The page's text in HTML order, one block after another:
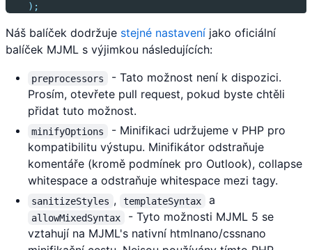
);
Náš balíček dodržuje stejné nastavení jako oficiální
balíček MJML s výjimkou následujících:
preprocessors
- Tato možnost není k dispozici.
Prosím, otevřete pull request, pokud byste chtěli
přidat tuto možnost.
minifyOptions
- Minifikaci udržujeme v PHP pro
kompatibilitu výstupu. Minifikátor odstraňuje
komentáře (kromě podmínek pro Outlook), collapse
whitespace a odstraňuje whitespace mezi tagy.
sanitizeStyles , templateSyntax a
allowMixedSyntax
- Tyto možnosti MJML 5 se
vztahují na MJML's nativní htmlnano/cssnano